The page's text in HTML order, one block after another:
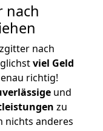
nach
nach
viel Geld
richtig!
und
zu
nichts anderes